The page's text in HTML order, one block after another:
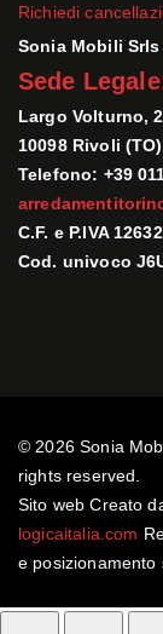
Richiedi
Sonia Mobili Srls
Sede
Largo Volturno, 2
10098 Rivoli (TO)
Telefono: +39
C.F. e P.IVA
Cod. univoco
© 2026 Sonia
rights reserved.
Sito web Creato
logicaitalia.com
e posizionamento